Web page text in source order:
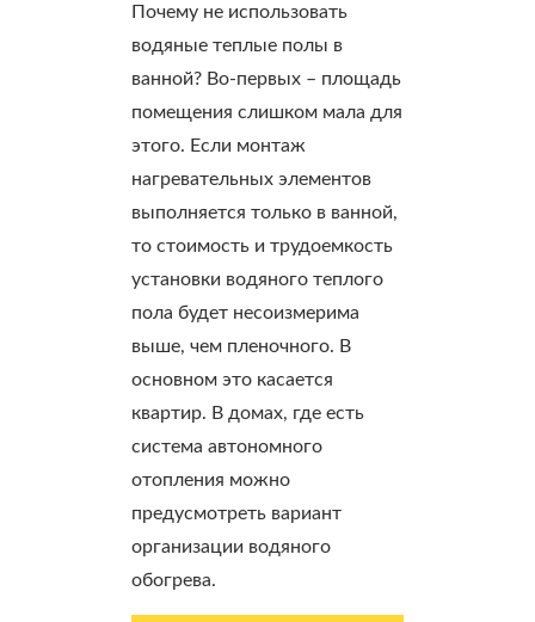
Почему не использовать
водяные теплые полы в
ванной? Во-первых – площадь
помещения слишком мала для
этого. Если монтаж
нагревательных элементов
выполняется только в ванной,
то стоимость и трудоемкость
установки водяного теплого
пола будет несоизмерима
выше, чем пленочного. В
основном это касается
квартир. В домах, где есть
система автономного
отопления можно
предусмотреть вариант
организации водяного
обогрева.